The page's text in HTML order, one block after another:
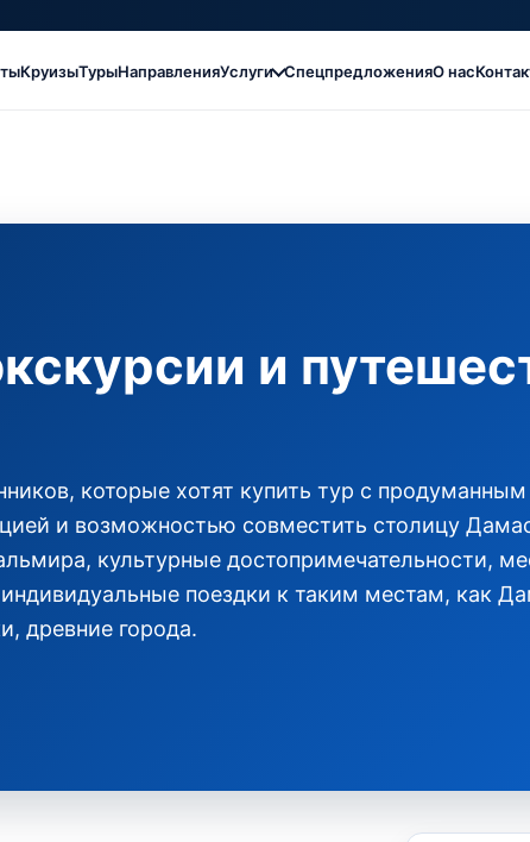
КруизыТурыНаправленияУслуги СпецпредложенияО нас
и
которые хотят купить тур с продуманным
и возможностью совместить столицу
культурные достопримечательности,
поездки к таким местам, как
древние города.